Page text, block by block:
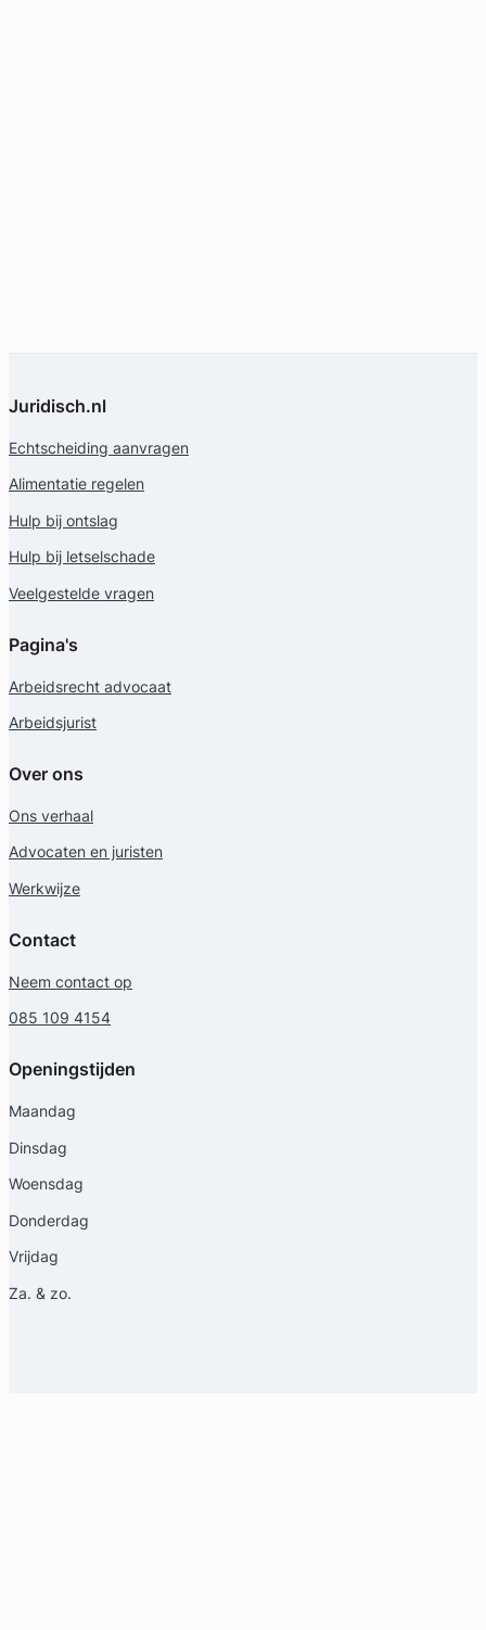
Juridisch.nl
Echtscheiding aanvragen
Alimentatie regelen
Hulp bij ontslag
Hulp bij letselschade
Veelgestelde vragen
Pagina's
Arbeidsrecht advocaat
Arbeidsjurist
Over ons
Ons verhaal
Advocaten en juristen
Werkwijze
Contact
Neem contact op
085 109 4154
Openingstijden
Maandag
Dinsdag
Woensdag
Donderdag
Vrijdag
Za. & zo.